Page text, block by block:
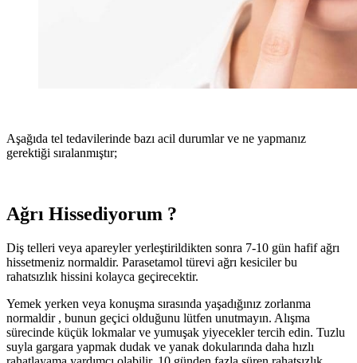
Aşağıda tel tedavilerinde bazı acil durumlar ve ne yapmanız
gerektiği sıralanmıştır;
Ağrı Hissediyorum ?
Diş telleri veya apareyler yerleştirildikten sonra 7-10 gün hafif ağrı
hissetmeniz normaldir. Parasetamol türevi ağrı kesiciler bu
rahatsızlık hissini kolayca geçirecektir.
Yemek yerken veya konuşma sırasında yaşadığınız zorlanma
normaldir , bunun geçici olduğunu lütfen unutmayın. Alışma
sürecinde küçük lokmalar ve yumuşak yiyecekler tercih edin. Tuzlu
suyla gargara yapmak dudak ve yanak dokularında daha hızlı